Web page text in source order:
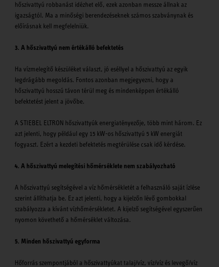
hőszivattyú robbanást idézhet elő, ezek azonban messze állnak az
igazságtól. Ma a minőségi berendezéseknek számos szabványnak és
előírásnak kell megfelelniük.
3. A hőszivattyú nem értékálló befektetés
Ha vízmelegítő készüléket választ, jó eséllyel a hőszivattyú az egyik
legdrágább megoldás. Fontos azonban megjegyezni, hogy a
hőszivattyú hosszú távon térül meg és mindenképpen értékálló
befektetést jelent a jövőbe.
A STIEBEL ELTRON hőszivattyúk energiatényezője, több mint három. Ez
azt jelenti, hogy például egy 15 kW-os hőszivattyú 5 kW energiát
fogyaszt. Ezért a kezdeti befektetés megtérülése csak idő kérdése.
4. A hőszivattyú melegítési hőmérséklete nem szabályozható
A hőszivattyú segítségével a víz hőmérsékletét a felhasználó saját ízlése
szerint állíthatja be. Ez azt jelenti, hogy a kijelzőn lévő gombokkal
szabályozza a kívánt vízhőmérsékletet. A kijelző segítségével egyszerűen
nyomon követhető a hőmérséklet változása.
5. Minden hőszivattyú egyforma
Hőforrás szempontjából a hőszivattyúkat talaj/víz, víz/víz és levegő/víz